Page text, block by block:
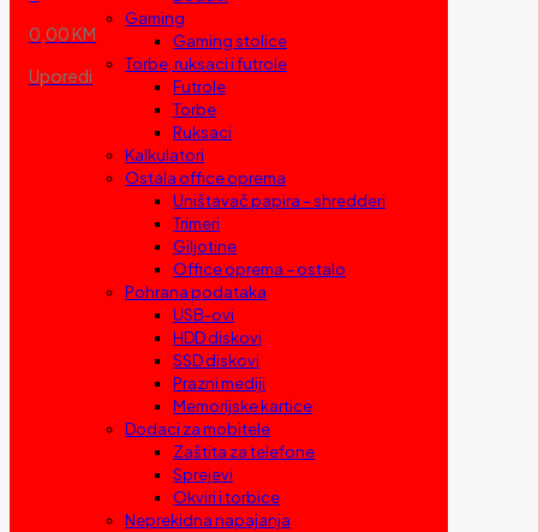
0,00 KM
Uporedi
Gaming
Gaming stolice
Torbe, ruksaci i futrole
Futrole
Torbe
Ruksaci
Kalkulatori
Ostala office oprema
Uništavač papira – shredderi
Trimeri
Giljotine
Office oprema – ostalo
Pohrana podataka
USB-ovi
HDD diskovi
SSD diskovi
Prazni mediji
Memorijske kartice
Dodaci za mobitele
Zaštita za telefone
Sprejevi
Okviri i torbice
Neprekidna napajanja